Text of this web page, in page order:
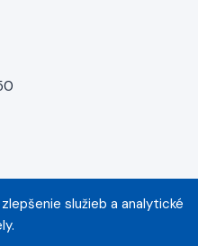
služieb a analytické